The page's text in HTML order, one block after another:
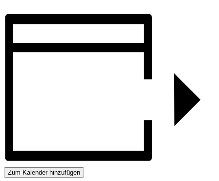
Zum Kalender hinzufügen